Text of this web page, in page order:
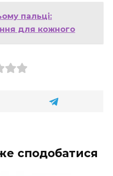
пальці:
для кожного
сподобатися